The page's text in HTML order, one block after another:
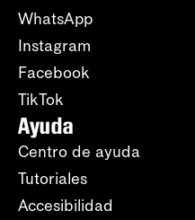
WhatsApp
Instagram
Facebook
TikTok
Ayuda
Centro de ayuda
Tutoriales
Accesibilidad